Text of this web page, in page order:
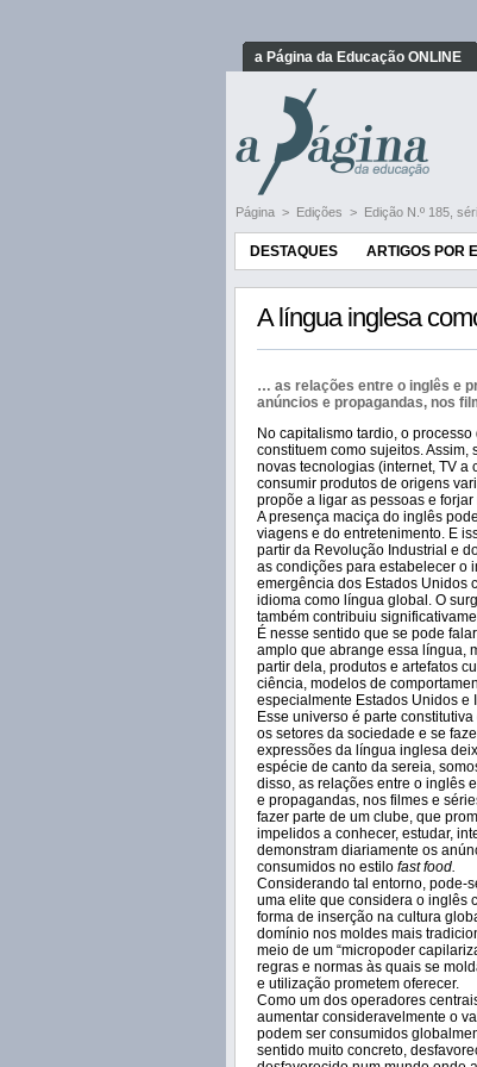
a Página da Educação ONLINE
Página > Edições > Edição N.º 185,
DESTAQUES ARTIGOS POR
A língua inglesa
… as relações entre o inglês e
anúncios e propagandas, nos
No capitalismo tardio, o
constituem como sujeitos.
novas tecnologias (internet, TV a
consumir produtos de origens
propõe a ligar as pessoas e
A presença maciça do inglês
viagens e do entretenimento. E
partir da Revolução Industrial e
as condições para estabelecer o
emergência dos Estados Unidos
idioma como língua global. O
também contribuiu
É nesse sentido que se pode
amplo que abrange essa língua,
partir dela, produtos e artefatos
ciência, modelos de
especialmente Estados Unidos e
Esse universo é parte
os setores da sociedade e se
expressões da língua inglesa
espécie de canto da sereia,
disso, as relações entre o inglês
e propagandas, nos filmes e
fazer parte de um clube, que
impelidos a conhecer, estudar,
demonstram diariamente os
consumidos no estilo fast food.
Considerando tal entorno, pode-
uma elite que considera o inglês
forma de inserção na cultura
domínio nos moldes mais
meio de um “micropoder
regras e normas às quais se
e utilização prometem oferecer.
Como um dos operadores
aumentar consideravelmente o
podem ser consumidos
sentido muito concreto,